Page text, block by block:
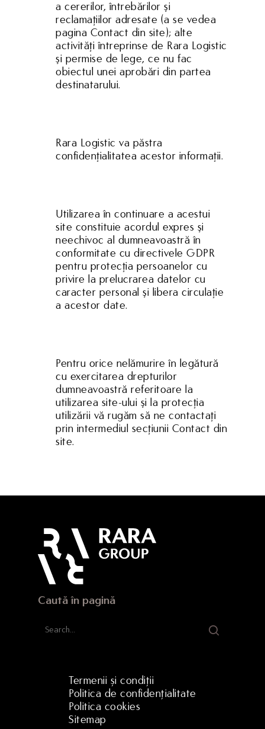
a cererilor, întrebărilor şi
reclamaţiilor adresate (a se vedea
pagina Contact din site); alte
activităţi întreprinse de Rara Logistic
şi permise de lege, ce nu fac
obiectul unei aprobări din partea
destinatarului.
Rara Logistic va păstra
confidenţialitatea acestor informaţii.
Utilizarea în continuare a acestui
site constituie acordul expres şi
neechivoc al dumneavoastră în
conformitate cu directivele GDPR
pentru protecţia persoanelor cu
privire la prelucrarea datelor cu
caracter personal şi libera circulaţie
a acestor date.
Pentru orice nelămurire în legătură
cu exercitarea drepturilor
dumneavoastră referitoare la
utilizarea site-ului şi la protecţia
utilizării vă rugăm să ne contactaţi
prin intermediul secţiunii Contact din
site.
Caută în pagină
Termenii și condiții
Politica de confidențialitate
Politica cookies
Sitemap